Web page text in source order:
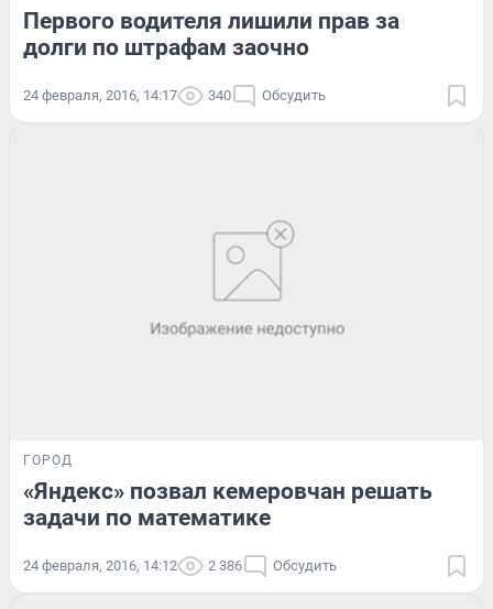
Первого водителя лишили прав за
долги по штрафам заочно
24 февраля, 2016, 14:17 340 Обсудить
ГОРОД
«Яндекс» позвал кемеровчан решать
задачи по математике
24 февраля, 2016, 14:12 2 386 Обсудить